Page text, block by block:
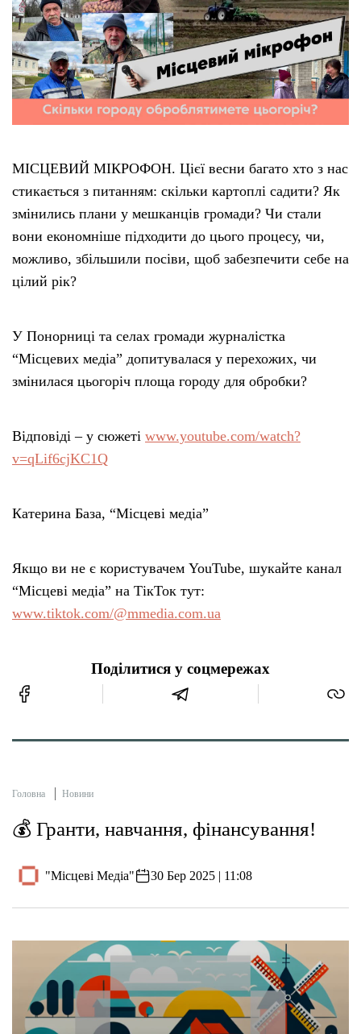
МІСЦЕВИЙ МІКРОФОН. Цієї весни багато хто з нас
стикається з питанням: скільки картоплі садити? Як
змінились плани у мешканців громади? Чи стали
вони економніше підходити до цього процесу, чи,
можливо, збільшили посіви, щоб забезпечити себе на
цілий рік?
У Понорниці та селах громади журналістка
“Місцевих медіа” допитувалася у перехожих, чи
змінилася цьогоріч площа городу для обробки?
Відповіді – у сюжеті www.youtube.com/watch?
v=qLif6cjKC1Q
Катерина База, “Місцеві медіа”
Якщо ви не є користувачем YouTube, шукайте канал
“Місцеві медіа” на ТікТок тут:
www.tiktok.com/@mmedia.com.ua
Поділитися у соцмережах
Головна Новини
💰 Гранти, навчання, фінансування!
"Місцеві Медіа" 30 Бер 2025 | 11:08